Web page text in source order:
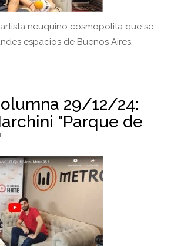
neuquino cosmopolita que se
espacios de Buenos Aires.
29/12/24:
"Parque de